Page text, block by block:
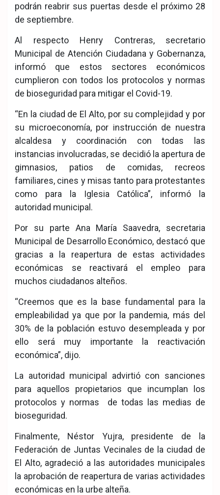
podrán reabrir sus puertas desde el próximo 28
de septiembre.
Al respecto Henry Contreras, secretario
Municipal de Atención Ciudadana y Gobernanza,
informó que estos sectores económicos
cumplieron con todos los protocolos y normas
de bioseguridad para mitigar el Covid-19.
“En la ciudad de El Alto, por su complejidad y por
su microeconomía, por instrucción de nuestra
alcaldesa y coordinación con todas las
instancias involucradas, se decidió la apertura de
gimnasios, patios de comidas, recreos
familiares, cines y misas tanto para protestantes
como para la Iglesia Católica”, informó la
autoridad municipal.
Por su parte Ana María Saavedra, secretaria
Municipal de Desarrollo Económico, destacó que
gracias a la reapertura de estas actividades
económicas se reactivará el empleo para
muchos ciudadanos alteños.
“Creemos que es la base fundamental para la
empleabilidad ya que por la pandemia, más del
30% de la población estuvo desempleada y por
ello será muy importante la reactivación
económica”, dijo.
La autoridad municipal advirtió con sanciones
para aquellos propietarios que incumplan los
protocolos y normas de todas las medias de
bioseguridad.
Finalmente, Néstor Yujra, presidente de la
Federación de Juntas Vecinales de la ciudad de
El Alto, agradeció a las autoridades municipales
la aprobación de reapertura de varias actividades
económicas en la urbe alteña.